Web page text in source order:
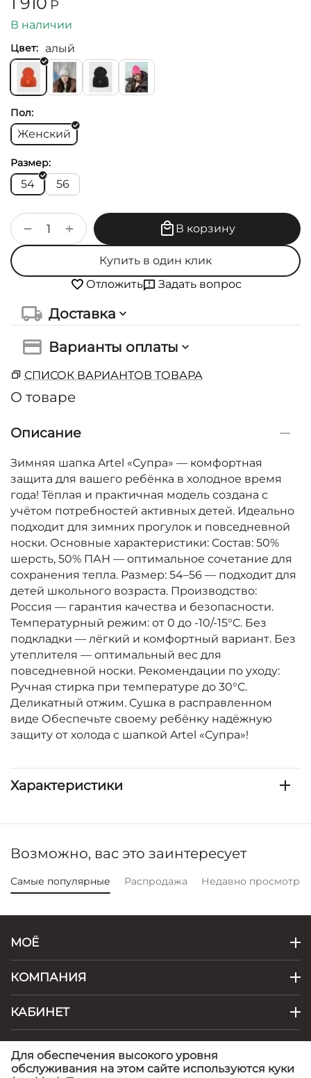
Р
В наличии
Цвет: алый
Пол:
Женский
Размер:
54 56
+
− В корзину
Купить в один клик
Отложить
Задать вопрос
Доставка
Варианты оплаты
СПИСОК ВАРИАНТОВ ТОВАРА
О товаре
Описание
Зимняя шапка Artel «Супра» — комфортная
защита для вашего ребёнка в холодное время
года! Тёплая и практичная модель создана с
учётом потребностей активных детей. Идеально
подходит для зимних прогулок и повседневной
носки. Основные характеристики: Состав: 50%
шерсть, 50% ПАН — оптимальное сочетание для
сохранения тепла. Размер: 54–56 — подходит для
детей школьного возраста. Производство:
Россия — гарантия качества и безопасности.
Температурный режим: от 0 до -10/-15°C. Без
подкладки — лёгкий и комфортный вариант. Без
утеплителя — оптимальный вес для
повседневной носки. Рекомендации по уходу:
Ручная стирка при температуре до 30°C.
Деликатный отжим. Сушка в расправленном
виде Обеспечьте своему ребёнку надёжную
защиту от холода с шапкой Artel «Супра»!
Характеристики
Возможно, вас это заинтересует
Самые популярные Распродажа Недавно
МОЁ
КОМПАНИЯ
КАБИНЕТ
КОНТАКТЫ
Для обеспечения высокого уровня
обслуживания на этом сайте используются куки